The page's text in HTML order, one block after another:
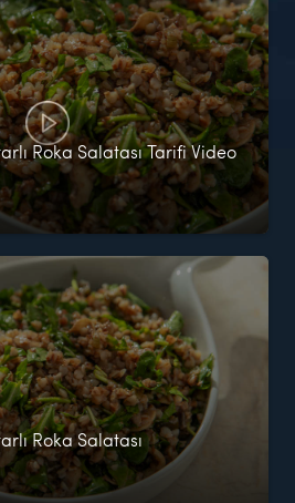
Roka Salatası Tarifi Video
Roka Salatası